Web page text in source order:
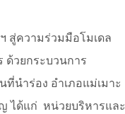
สู่ความร่วมมือโมเดล
ด้วยกระบวนการ
ที่นำร่อง อำเภอแม่เมาะ
ได้แก่ หน่วยบริหารและ